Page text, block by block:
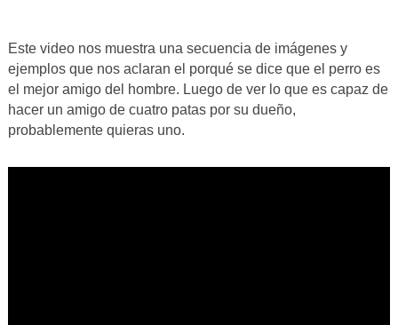
Este video nos muestra una secuencia de imágenes y
ejemplos que nos aclaran el porqué se dice que el perro es
el mejor amigo del hombre. Luego de ver lo que es capaz de
hacer un amigo de cuatro patas por su dueño,
probablemente quieras uno.